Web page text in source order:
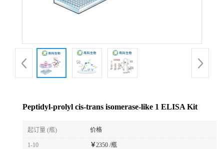
Peptidyl-prolyl cis-trans isomerase-like 1 ELISA Kit
起订量 (瓶) 价格
1-10 ￥2350 /瓶